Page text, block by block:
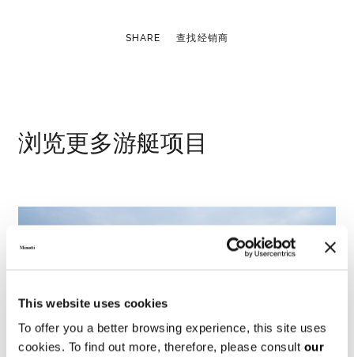
This website uses cookies
To offer you a better browsing experience, this site uses
cookies. To find out more, therefore, please consult our
SHARE 查找经销商
浏览更多游艇项目